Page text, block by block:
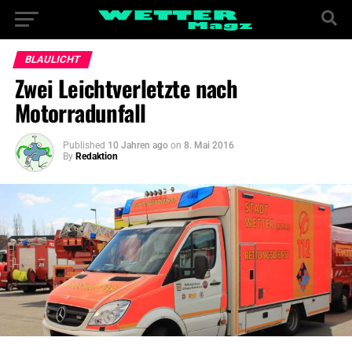
BLAULICHT
Zwei Leichtverletzte nach
Motorradunfall
Published 10 Jahren ago on 8. Mai 2016
By Redaktion